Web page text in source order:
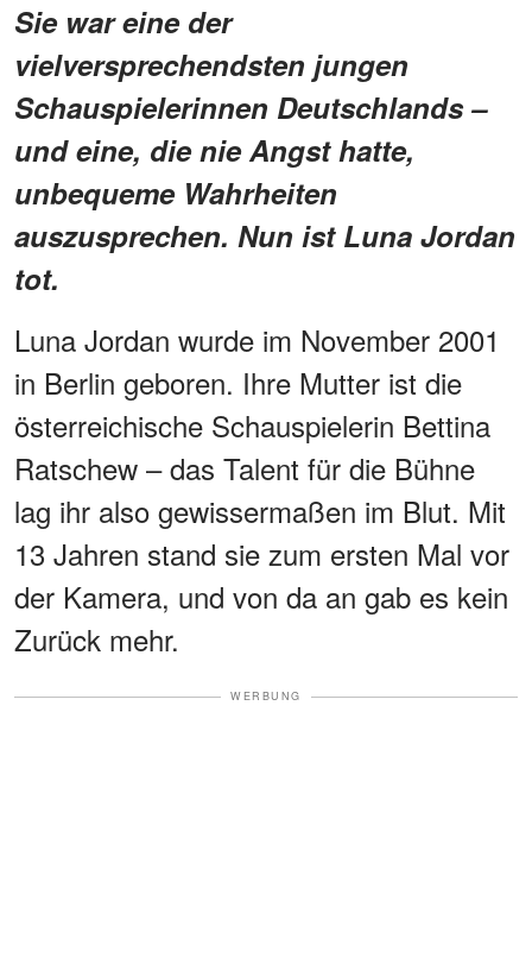
Sie war eine der
vielversprechendsten jungen
Schauspielerinnen Deutschlands –
und eine, die nie Angst hatte,
unbequeme Wahrheiten
auszusprechen. Nun ist Luna Jordan
tot.
Luna Jordan wurde im November 2001
in Berlin geboren. Ihre Mutter ist die
österreichische Schauspielerin Bettina
Ratschew – das Talent für die Bühne
lag ihr also gewissermaßen im Blut. Mit
13 Jahren stand sie zum ersten Mal vor
der Kamera, und von da an gab es kein
Zurück mehr.
WERBUNG